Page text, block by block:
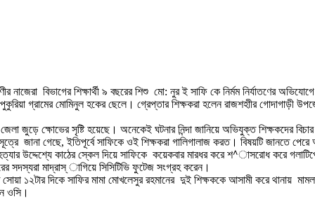
বিভাগের শিক্ষার্থী ৯ বছরের শিশু মো: নুর ই সাফি কে নির্মম নির্যাতণের
গ্রামের মোমিনুল হকের ছেলে। গ্রেপ্তার শিক্ষকরা হলেন রাজশহাীর গোদাগাড়ী
জুড়ে ক্ষোভের সৃষ্টি হয়েছে। অনেকেই ঘটনার নিন্দা জানিয়ে অভিযুক্ত শিক্ষকদের
জানা গেছে, ইতিপূর্বে সাফিকে ওই শিক্ষকরা গালিগালাজ করত। বিষয়টি জানতে
উদ্দেশ্যে কাঠের স্কেল দিয়ে সাফিকে কয়েকবার মারধর করে শ^াসরোধ করে
সদস্যরা মাদ্রাস্ াগিয়ে সিসিটিভি ফুটেজ সংগ্রহ করেন।
১২টার দিকে সাফির মামা মোখলেসুর রহমানের দুই শিক্ষককে আসামী করে থানায়
ওসি।